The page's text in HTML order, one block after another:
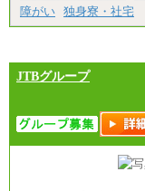
短大・
※拠点
全職種
月給制
す）
・ご
ます。
障がい 独身寮・社宅
JTBグループ